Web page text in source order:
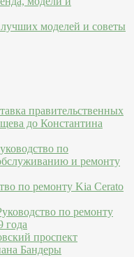
моделей и советы
правительственных
до Константина
по
и ремонту
по ремонту Kia Cerato
по ремонту
года
проспект
Бандеры